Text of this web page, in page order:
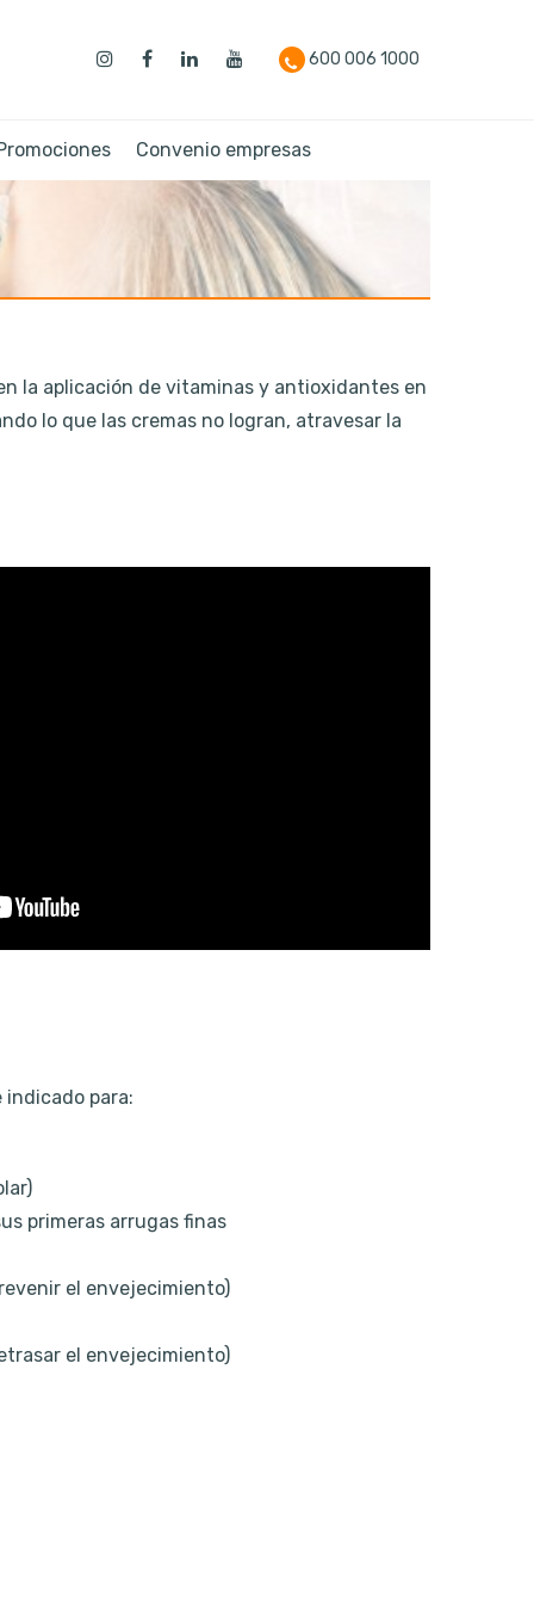
600 006 1000
Convenio empresas
la aplicación de vitaminas y antioxidantes en
lo que las cremas no logran, atravesar la
para:
primeras arrugas finas
el envejecimiento)
el envejecimiento)